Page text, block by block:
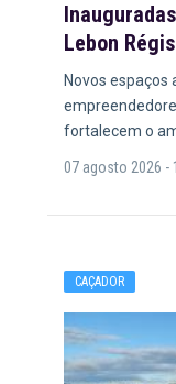
Lebon
Novos espaços
fortalecem o
07 agosto 2026 -
CAÇADOR